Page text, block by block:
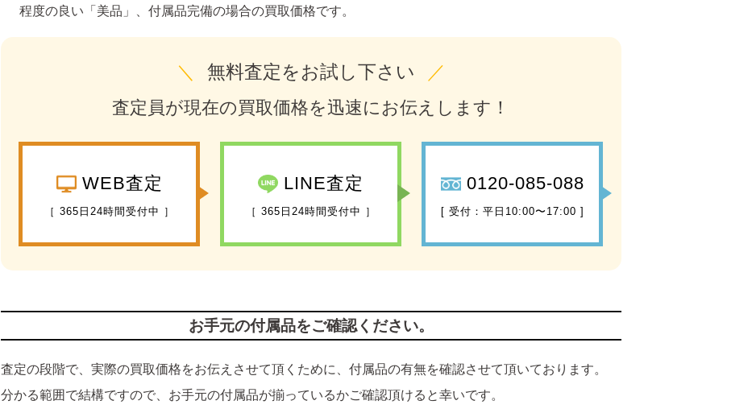
程度の良い「美品」、付属品完備の場合の買取価格です。
＼ 無料査定をお試し下さい ／
査定員が現在の買取価格を迅速にお伝えします！
WEB査定
［ 365日24時間受付中 ］
LINE査定
［ 365日24時間受付中 ］
0120-085-088
[ 受付：平日10:00〜17:00 ]
お手元の付属品をご確認ください。
査定の段階で、実際の買取価格をお伝えさせて頂くために、付属品の有無を確認させて頂いております。
分かる範囲で結構ですので、お手元の付属品が揃っているかご確認頂けると幸いです。